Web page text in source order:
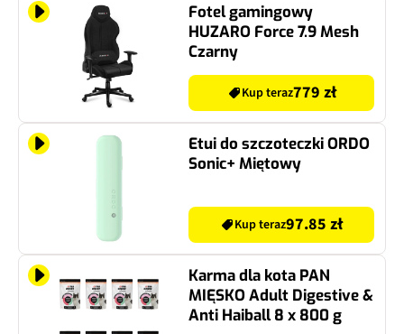
Fotel gamingowy
HUZARO Force 7.9 Mesh
Czarny
Kup teraz779 zł
Etui do szczoteczki ORDO
Sonic+ Miętowy
Kup teraz97.85 zł
Karma dla kota PAN
MIĘSKO Adult Digestive &
Anti Haiball 8 x 800 g